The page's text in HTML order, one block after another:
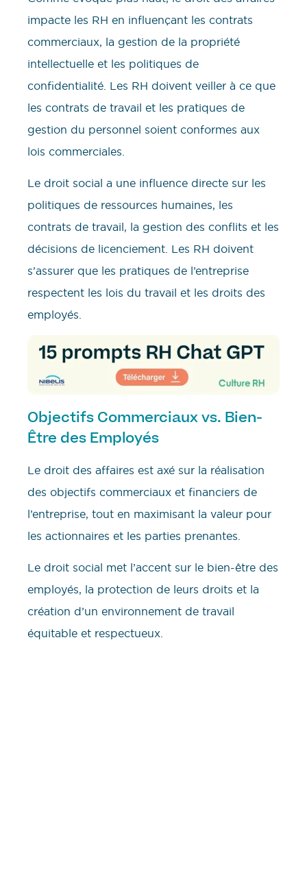
impacte les RH en influençant les contrats
commerciaux, la gestion de la propriété
intellectuelle et les politiques de
confidentialité. Les RH doivent veiller à ce que
les contrats de travail et les pratiques de
gestion du personnel soient conformes aux
lois commerciales.
Le droit social a une influence directe sur les
politiques de ressources humaines, les
contrats de travail, la gestion des conflits et les
décisions de licenciement. Les RH doivent
s’assurer que les pratiques de l’entreprise
respectent les lois du travail et les droits des
employés.
Objectifs Commerciaux vs. Bien-
Être des Employés
Le droit des affaires est axé sur la réalisation
des objectifs commerciaux et financiers de
l’entreprise, tout en maximisant la valeur pour
les actionnaires et les parties prenantes.
Le droit social met l’accent sur le bien-être des
employés, la protection de leurs droits et la
création d’un environnement de travail
équitable et respectueux.